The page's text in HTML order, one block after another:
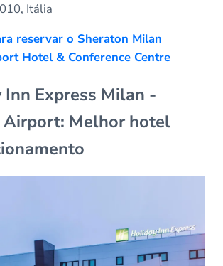
Itália
reservar o Sheraton Milan
Hotel & Conference Centre
Express Milan -
Airport: Melhor hotel